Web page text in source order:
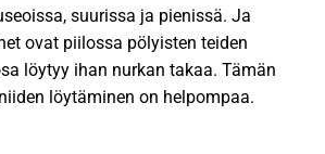
suurissa ja pienissä. Ja
ovat piilossa pölyisten teiden
löytyy ihan nurkan takaa. Tämän
löytäminen on helpompaa.